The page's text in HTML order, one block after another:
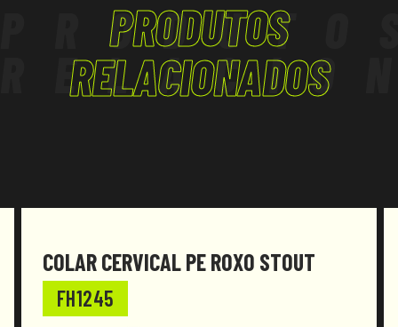
TERCIÁRIO - ARTESANATO
PRODUTOS
RELACIONADOS
COLAR CERVICAL PE ROXO STOUT
FH1245